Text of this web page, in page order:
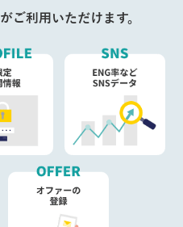
がご利用いただけます。